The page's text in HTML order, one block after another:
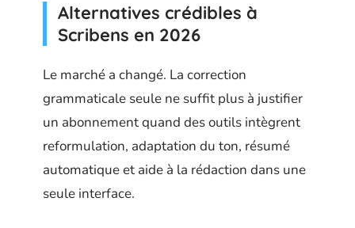
Alternatives crédibles à
Scribens en 2026
Le marché a changé. La correction
grammaticale seule ne suffit plus à justifier
un abonnement quand des outils intègrent
reformulation, adaptation du ton, résumé
automatique et aide à la rédaction dans une
seule interface.